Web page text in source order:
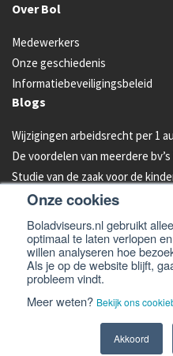
Onze cookies
Boladviseurs.nl gebruikt
optimaal te laten verlopen
willen analyseren hoe
Als je op de website blijft,
probleem vindt.
Meer weten? Bekijk ons
Akkoord
Over Bol
Medewerkers
Onze geschiedenis
Informatiebeveiligingsbeleid
Blogs
Wijzigingen arbeidsrecht per 1
De voordelen van meerdere
Studie van de zaak voor de
Energielabel C vanaf 2023
Aandelen van je bedrijf
Bleeders omzetten in feeders:
© 2026 - Bol Adviseurs
Website